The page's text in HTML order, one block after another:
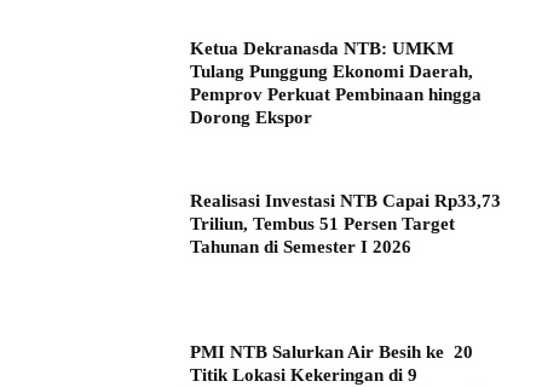
Ketua Dekranasda NTB: UMKM
Tulang Punggung Ekonomi Daerah,
Pemprov Perkuat Pembinaan hingga
Dorong Ekspor
Realisasi Investasi NTB Capai Rp33,73
Triliun, Tembus 51 Persen Target
Tahunan di Semester I 2026
PMI NTB Salurkan Air Besih ke 20
Titik Lokasi Kekeringan di 9